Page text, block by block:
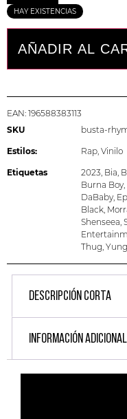
HAY EXISTENCIAS
AÑADIR AL
EAN: 196588383113
SKU
busta-
Estilos: Rap, Vinilo
Etiquetas 2023, Bia,
Burna Boy,
DaBaby,
Black,
Shenseea,
Thug,
DESCRIPCIÓN CORTA
INFORMACIÓN ADICIONAL